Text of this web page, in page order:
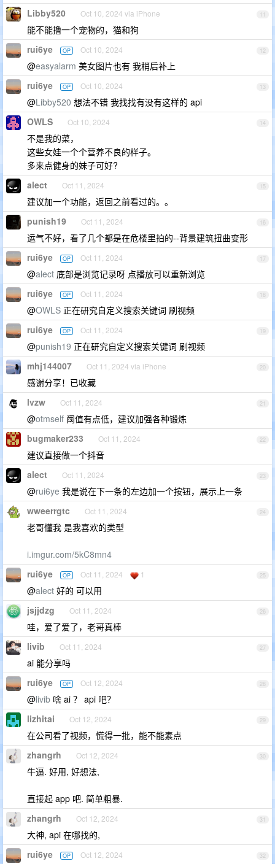
11
Libby520 Oct 10, 2024 via iPhone
能不能撸一个宠物的，猫和狗
12
rui6ye OP Oct 10, 2024
@easyalarm 美女图片也有 我稍后补上
13
rui6ye OP Oct 10, 2024
@Libby520 想法不错 我找找有没有这样的 api
14
OWLS Oct 10, 2024
不是我的菜，
这些女娃一个个营养不良的样子。
多来点健身的妹子可好?
15
alect Oct 11, 2024
建议加一个功能，返回之前看过的。。
16
punish19 Oct 11, 2024
运气不好，看了几个都是在危楼里拍的--背景建筑扭曲变形
17
rui6ye OP Oct 11, 2024
@alect 底部是浏览记录呀 点播放可以重新浏览
18
rui6ye OP Oct 11, 2024
@OWLS 正在研究自定义搜索关键词 刷视频
19
rui6ye OP Oct 11, 2024
@punish19 正在研究自定义搜索关键词 刷视频
20
mhj144007 Oct 11, 2024 via iPhone
感谢分享！已收藏
21
lvzw Oct 11, 2024
@otmself 阈值有点低，建议加强各种锻炼
22
bugmaker233 Oct 11, 2024
建议直接做一个抖音
23
alect Oct 11, 2024
@rui6ye 我是说在下一条的左边加一个按钮，展示上一条
24
wweerrgtc Oct 11, 2024
老哥懂我 是我喜欢的类型
i.imgur.com/5kC8mn4
25
rui6ye OP Oct 11, 2024 1
@alect 好的 可以用
26
jsjjdzg Oct 11, 2024
哇，爱了爱了，老哥真棒
27
livib Oct 11, 2024
ai 能分享吗
28
rui6ye OP Oct 12, 2024
@livib 啥 ai ？ api 吧？
29
lizhitai Oct 12, 2024
在公司看了视频，慌得一批，能不能素点
30
zhangrh Oct 12, 2024
牛逼. 好用, 好想法,
直接起 app 吧. 简单粗暴.
31
zhangrh Oct 12, 2024
大神, api 在哪找的,
32
rui6ye OP Oct 12, 2024